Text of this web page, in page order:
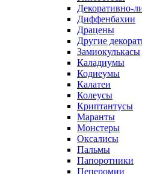
Декоративно-
Диффенбахии
Драцены
Другие
Замиокулькасы
Каладиумы
Кодиеумы
Калатеи
Колеусы
Криптантусы
Маранты
Монстеры
Оксалисы
Пальмы
Папоротники
Пеперомии